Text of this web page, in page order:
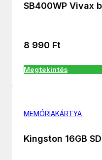
SB400WP Vivax
8 990 Ft
Megtekintés
MEMÓRIAKÁRTYA
Kingston 16GB